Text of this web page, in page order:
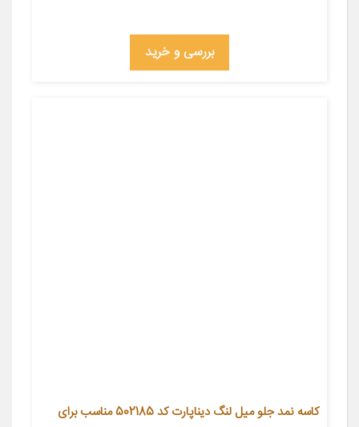
بررسی و خرید
کاسه نمد جلو میل لنگ دیناپارت کد 502185 مناسب برای